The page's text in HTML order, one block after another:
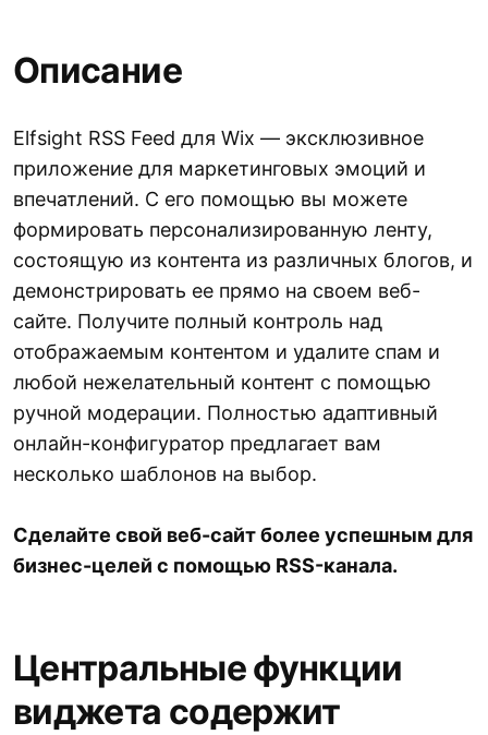
Описание
Elfsight RSS Feed для Wix — эксклюзивное
приложение для маркетинговых эмоций и
впечатлений. С его помощью вы можете
формировать персонализированную ленту,
состоящую из контента из различных блогов, и
демонстрировать ее прямо на своем веб-
сайте. Получите полный контроль над
отображаемым контентом и удалите спам и
любой нежелательный контент с помощью
ручной модерации. Полностью адаптивный
онлайн-конфигуратор предлагает вам
несколько шаблонов на выбор.
Сделайте свой веб-сайт более успешным для
бизнес-целей с помощью RSS-канала.
Центральные функции
виджета содержит